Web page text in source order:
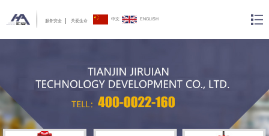
服务安全 关爱生命 中文 ENGLISH